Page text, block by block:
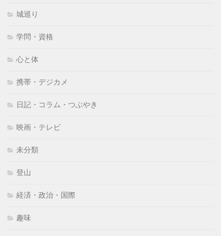
城巡り
学問・資格
心と体
携帯・デジカメ
日記・コラム・つぶやき
映画・テレビ
未分類
登山
経済・政治・国際
趣味